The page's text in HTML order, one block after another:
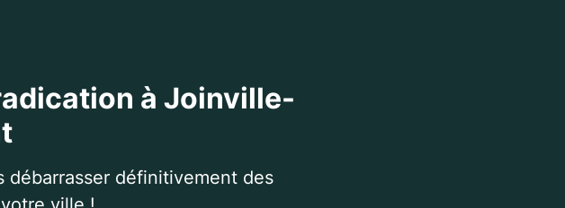
à Joinville-
débarrasser définitivement des